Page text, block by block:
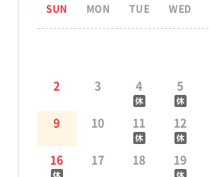
SUN MON TUE WED
2 3 4 5
9 10 11 12
16 17 18 19